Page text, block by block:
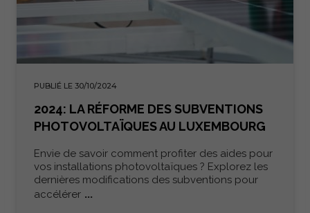
PUBLIÉ LE 30/10/2024
2024: LA RÉFORME DES SUBVENTIONS
PHOTOVOLTAÏQUES AU LUXEMBOURG
Envie de savoir comment profiter des aides pour
vos installations photovoltaïques ? Explorez les
dernières modifications des subventions pour
accélérer ...